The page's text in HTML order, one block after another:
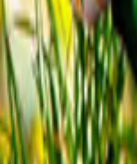
Tüm Hizmetler